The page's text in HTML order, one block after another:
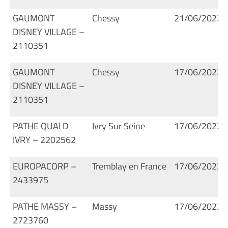
GAUMONT
DISNEY VILLAGE –
2110351
Chessy 21/06/2022
GAUMONT
DISNEY VILLAGE –
2110351
Chessy 17/06/2022
PATHE QUAI D
IVRY – 2202562
Ivry Sur Seine 17/06/2022
EUROPACORP –
2433975
Tremblay en France 17/06/2022
PATHE MASSY –
2723760
Massy 17/06/2022